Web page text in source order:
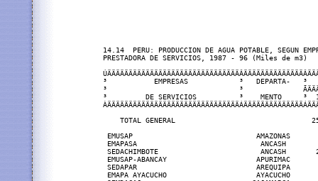
14.14  PERU: PRODUCCION DE AGUA POTABLE, SEGUN
PRESTADORA DE SERVICIOS, 1987 - 96 (Miles de m3)
³           EMPRESAS            ³   DEPARTA-
³                               ³
³         DE SERVICIOS          ³    MENTO     ³
TOTAL GENERAL
EMUSAP                             AMAZONAS
EMAPASA                             ANCASH
SEDACHIMBOTE                        ANCASH
EMUSAP-ABANCAY
SEDAPAR                            AREQUIPA
EMAPA AYACUCHO                     AYACUCHO